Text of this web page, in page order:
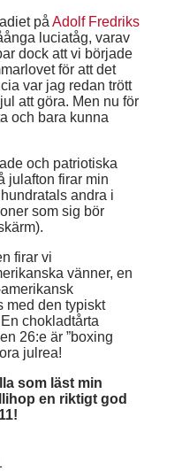
på Adolf Fredriks
luciatåg, varav
dock att vi började
för att det
var jag redan trött
att göra. Men nu för
och bara kunna
och patriotiska
julafton firar min
andra i
som sig bör
firar vi
vänner, en
med den typiskt
chokladtårta
26:e är ”boxing
julrea!
som läst min
en riktigt god